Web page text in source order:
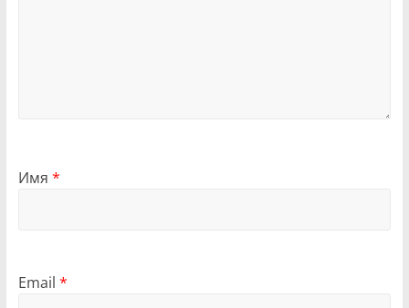
Имя *
Email *